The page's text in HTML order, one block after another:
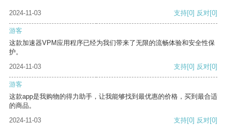
2024-11-03 支持[0] 反对[0]
游客
这款加速器VPM应用程序已经为我们带来了无限的流畅体验和安全性保
护。
2024-11-03
支持[0] 反对[0]
游客
这款app是我购物的得力助手，让我能够找到最优惠的价格，买到最合适
的商品。
2024-11-03
支持[0] 反对[0]